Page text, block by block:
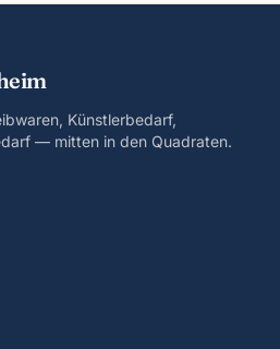
Künstlerbedarf,
— mitten in den Quadraten.